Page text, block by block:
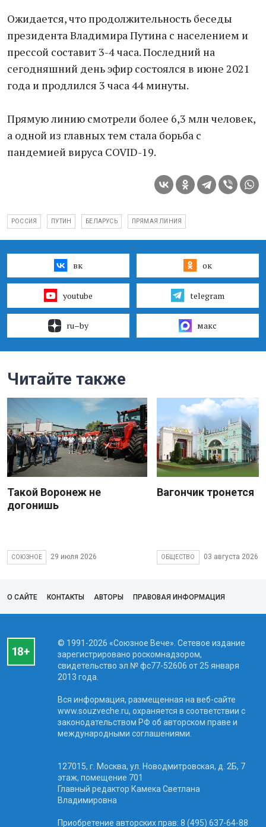
Ожидается, что продолжительность беседы
президента Владимира Путина с населением и
прессой составит 3-4 часа. Последний на
сегодняшний день эфир состоялся в июне 2021
года и продлился 3 часа 44 минуты.
Прямую линию смотрели более 6,3 млн человек,
а одной из главных тем стала борьба с
пандемией вируса COVID-19.
РОССИЯ ПУТИН БЕЛАРУСЬ ПРЯМАЯ ЛИНИЯ
вк ок
youtube telegram
ru–by макс
Читайте также
Такой Воронеж не
догонишь
СОЮЗНОЕ 29 июля 2026
Вагончик тронется
ОБЩЕСТВО 03 августа 2026
О САЙТЕ КОНТАКТЫ АВТОРЫ ПРАВОВАЯ ИНФОРМАЦИЯ
© 1991-2026 «Союзное Вече». Сетевое издание
зарегистрировано роскомнадзором,
свидетельство эл № фc77-52606 от 25 января
2013 года.
Вся информация, размещенная на веб-сайте
www.souzveche.ru, охраняется в соответствии с
законодательством РФ об авторском праве и
международными соглашениями.
127015, г. Москва, ул. Новодмитровская, д. 2Б, 7
этаж, помещение 701
Главный редактор Камека Светлана
Владимировна
Приобретение авторских прав: 8 (495) 637-64-88